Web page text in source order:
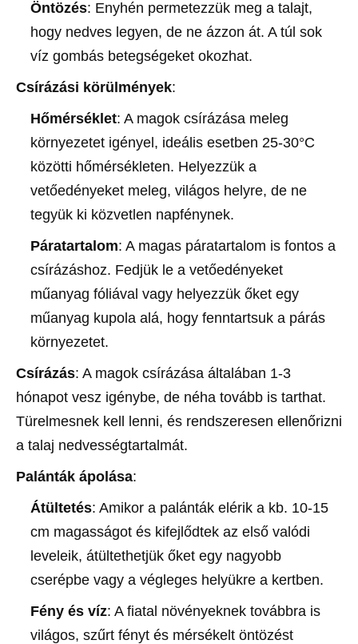
Öntözés: Enyhén permetezzük meg a talajt,
hogy nedves legyen, de ne ázzon át. A túl sok
víz gombás betegségeket okozhat.
Csírázási körülmények:
Hőmérséklet: A magok csírázása meleg
környezetet igényel, ideális esetben 25-30°C
közötti hőmérsékleten. Helyezzük a
vetőedényeket meleg, világos helyre, de ne
tegyük ki közvetlen napfénynek.
Páratartalom: A magas páratartalom is fontos a
csírázáshoz. Fedjük le a vetőedényeket
műanyag fóliával vagy helyezzük őket egy
műanyag kupola alá, hogy fenntartsuk a párás
környezetet.
Csírázás: A magok csírázása általában 1-3
hónapot vesz igénybe, de néha tovább is tarthat.
Türelmesnek kell lenni, és rendszeresen ellenőrizni
a talaj nedvességtartalmát.
Palánták ápolása:
Átültetés: Amikor a palánták elérik a kb. 10-15
cm magasságot és kifejlődtek az első valódi
leveleik, átültethetjük őket egy nagyobb
cserépbe vagy a végleges helyükre a kertben.
Fény és víz: A fiatal növényeknek továbbra is
világos, szűrt fényt és mérsékelt öntözést